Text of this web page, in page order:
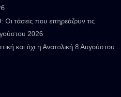
τάσεις που επηρεάζουν τις
2026
και όχι η Ανατολική 8 Αυγούστου